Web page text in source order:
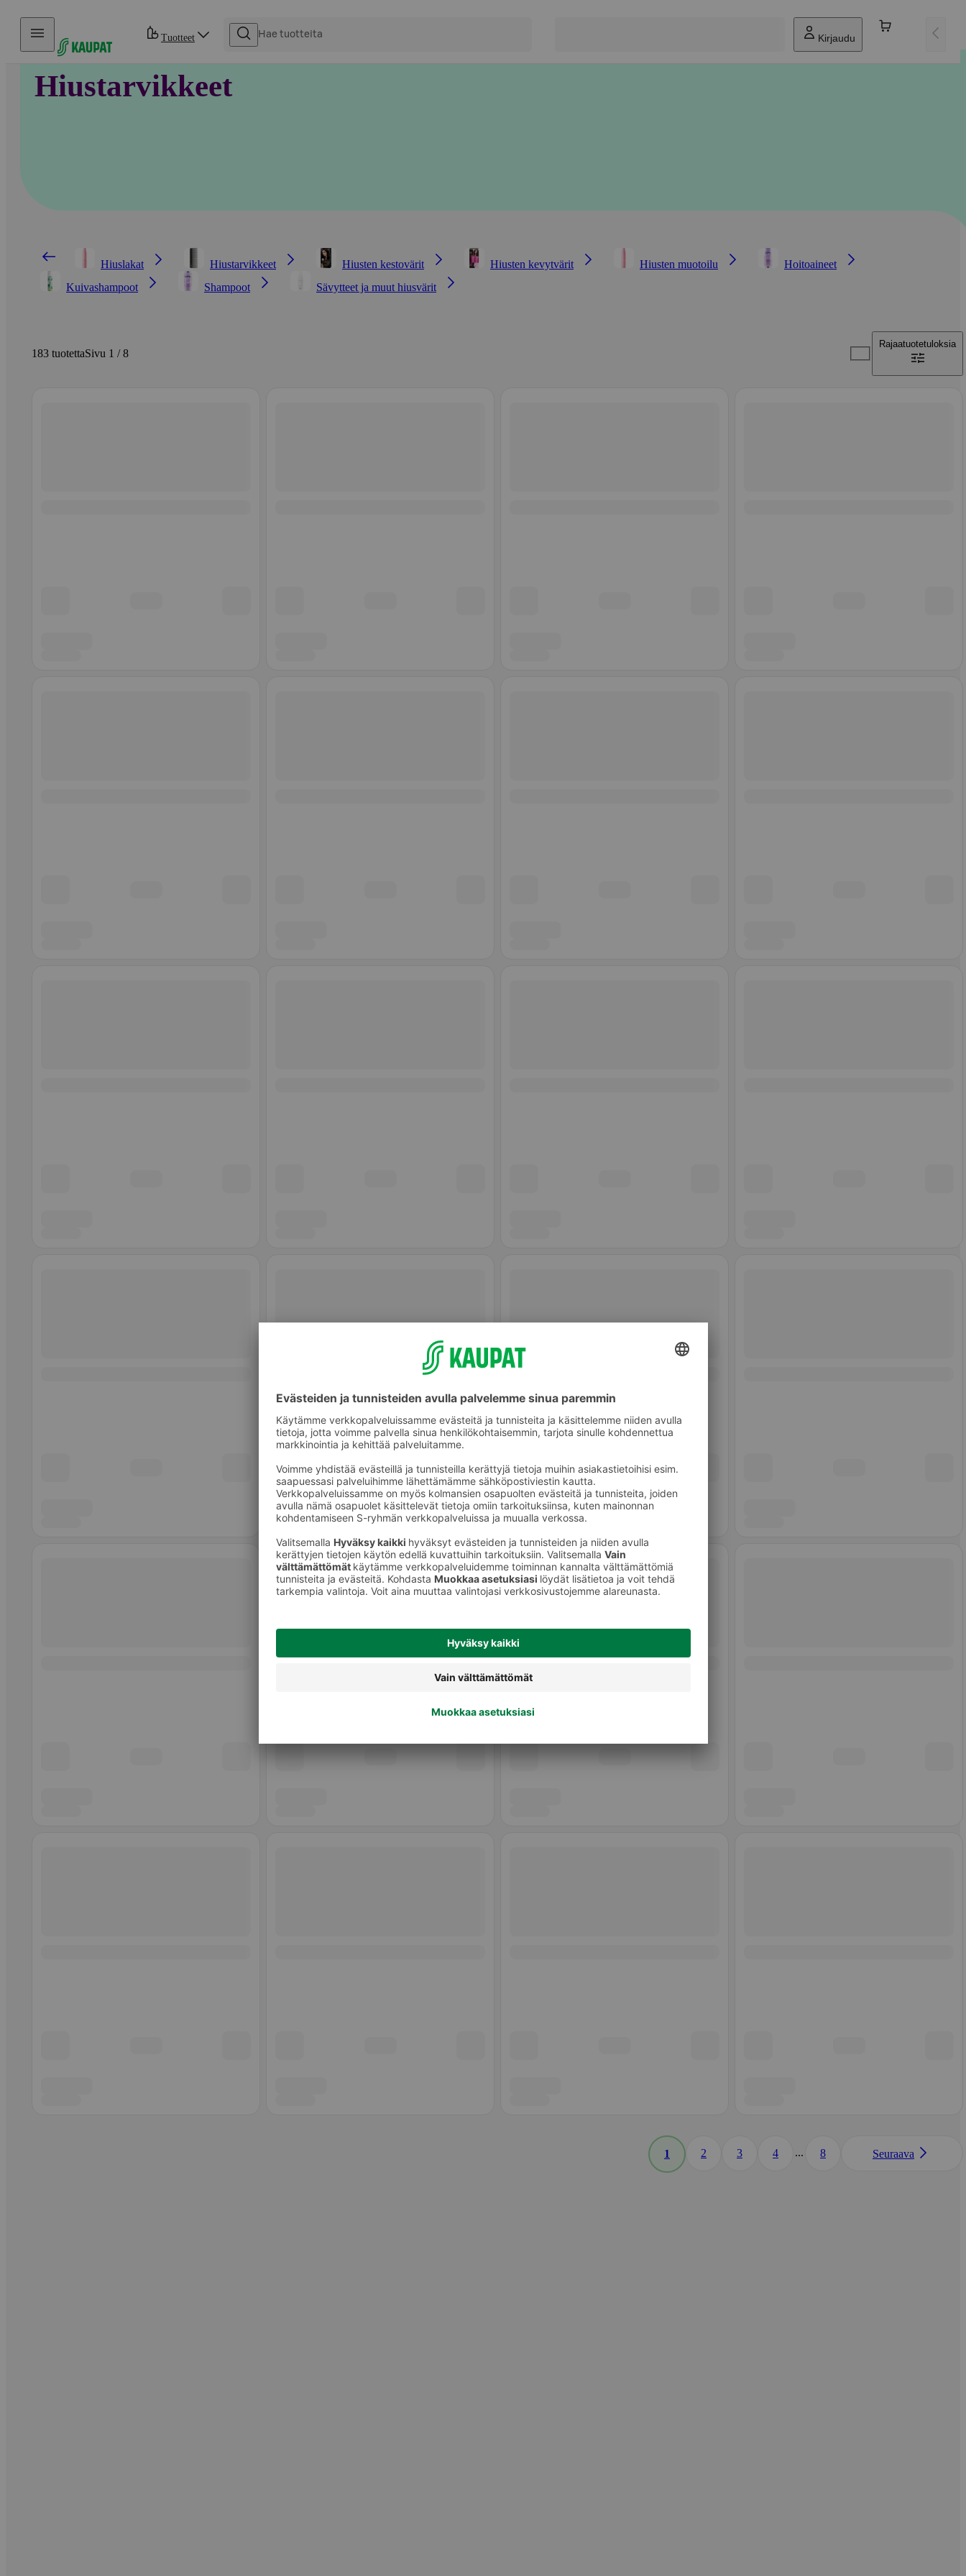
Hyppää sisältöön
Tuotteet Kirjaudu
Hiustarvikkeet
Hiuslakat Hiustarvikkeet Hiusten kestovärit Hiusten kevytvärit Hiusten muotoilu
Hoitoaineet
Kuivashampoot
Shampoot Sävytteet ja muut hiusvärit
183 tuotettaSivu 1 / 8
Rajaatuotetuloksia
1 2 3 4 ... 8 Seuraava